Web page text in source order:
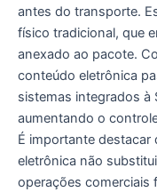
antes do transporte.
físico tradicional, que
anexado ao pacote.
conteúdo eletrônica
sistemas integrados à
aumentando o
É importante destacar
eletrônica não
operações comerciais